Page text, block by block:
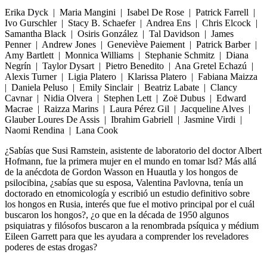
Erika Dyck | Maria Mangini | Isabel De Rose | Patrick Farrell |
Ivo Gurschler | Stacy B. Schaefer | Andrea Ens | Chris Elcock |
Samantha Black | Osiris González | Tal Davidson | James
Penner | Andrew Jones | Geneviève Paiement | Patrick Barber |
Amy Bartlett | Monnica Williams | Stephanie Schmitz | Diana
Negrín | Taylor Dysart | Pietro Benedito | Ana Gretel Echazú |
Alexis Turner | Ligia Platero | Klarissa Platero | Fabiana Maizza
| Daniela Peluso | Emily Sinclair | Beatriz Labate | Clancy
Cavnar | Nidia Olvera | Stephen Lett | Zoë Dubus | Edward
Macrae | Raizza Marins | Laura Pérez Gil | Jacqueline Alves |
Glauber Loures De Assis | Ibrahim Gabriell | Jasmine Virdi |
Naomi Rendina | Lana Cook
¿Sabías que Susi Ramstein, asistente de laboratorio del doctor Albert
Hofmann, fue la primera mujer en el mundo en tomar lsd? Más allá
de la anécdota de Gordon Wasson en Huautla y los hongos de
psilocibina, ¿sabías que su esposa, Valentina Pavlovna, tenía un
doctorado en etnomicología y escribió un estudio definitivo sobre
los hongos en Rusia, interés que fue el motivo principal por el cuál
buscaron los hongos?, ¿o que en la década de 1950 algunos
psiquiatras y filósofos buscaron a la renombrada psíquica y médium
Eileen Garrett para que les ayudara a comprender los reveladores
poderes de estas drogas?